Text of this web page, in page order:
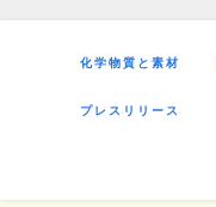
化学物質と素材
プレスリリース